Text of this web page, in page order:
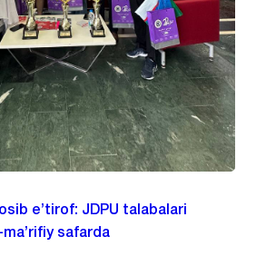
e’tirof: JDPU talabalari
ma’rifiy safarda